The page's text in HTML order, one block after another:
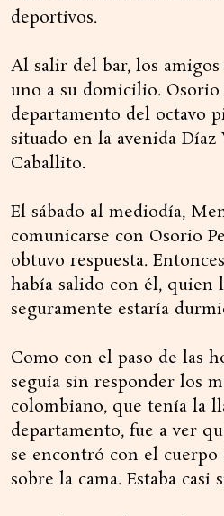
deportivos.
Al salir del bar, los
uno a su domicilio. Osorio
departamento del octavo
situado en la avenida Díaz
Caballito.
El sábado al mediodía,
comunicarse con Osorio
obtuvo respuesta.
había salido con él, quien
seguramente estaría
Como con el paso de las
seguía sin responder los
colombiano, que tenía la
departamento, fue a ver
se encontró con el cuerpo
sobre la cama. Estaba casi